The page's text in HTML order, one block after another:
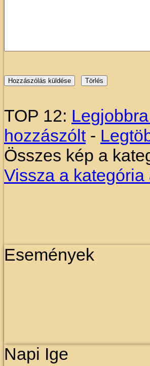
TOP 12:
hozzászólt-
Összes kép a
Vissza a kategória
Események
Napi Ige